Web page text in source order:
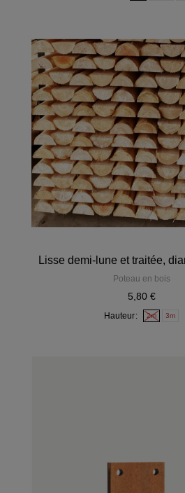
Lisse demi-lune et traitée,
Poteau en bois
5,80 €
Hauteur 2m 3m